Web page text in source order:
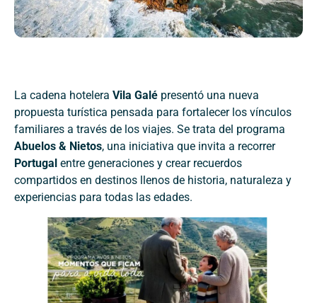
La cadena hotelera Vila Galé presentó una nueva
propuesta turística pensada para fortalecer los vínculos
familiares a través de los viajes. Se trata del programa
Abuelos & Nietos, una iniciativa que invita a recorrer
Portugal entre generaciones y crear recuerdos
compartidos en destinos llenos de historia, naturaleza y
experiencias para todas las edades.